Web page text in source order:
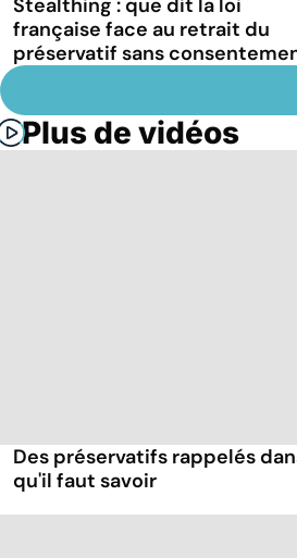
française face au retrait du
préservatif sans
Plus de vidéos
Des préservatifs rappelés
qu'il faut savoir